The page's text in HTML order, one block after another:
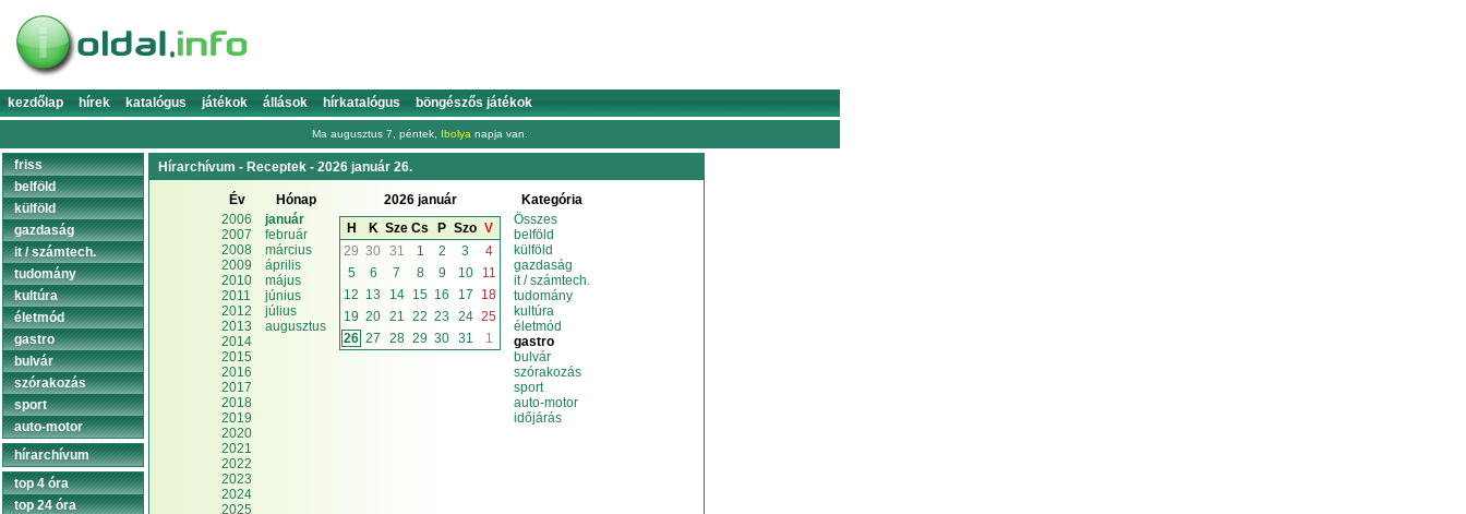
kezdőlap hírek katalógus játékok állások hírkatalógus böngészős játékok
Ma augusztus 7, péntek, Ibolya napja van.
Hírarchívum - Receptek - 2026 január 26.
Év
2006
2007
2008
2009
2010
2011
2012
2013
2014
2015
2016
2017
2018
2019
2020
2021
2022
2023
2024
2025
Hónap
január
február
március
április
május
június
július
augusztus
2026 január
H
K Sze Cs P Szo V
29 30 31 1 2 3
4
5
6 7 8 9 10
11
12 13 14 15 16 17
18
19 20 21 22 23 24 25
26 27 28 29 30 31 1
Kategória
Összes
belföld
külföld
gazdaság
it / számtech.
tudomány
kultúra
életmód
gastro
bulvár
szórakozás
sport
auto-motor
időjárás
friss
belföld
külföld
gazdaság
it / számtech.
tudomány
kultúra
életmód
gastro
bulvár
szórakozás
sport
auto-motor
hírarchívum
top 4 óra
top 24 óra